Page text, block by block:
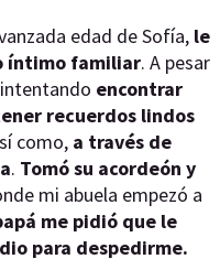
edad de Sofía, le
íntimo familiar. A pesar
encontrar
recuerdos lindos
como, a través de
. Tomó su acordeón y
mi abuela empezó a
me pidió que le
para despedirme.